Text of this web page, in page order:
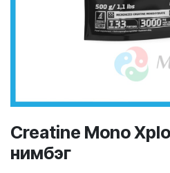
Creatine Mono
нимбэг